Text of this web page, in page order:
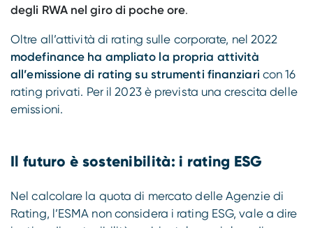
degli RWA nel giro di poche ore.
Oltre all’attività di rating sulle corporate, nel 2022
modefinance ha ampliato la propria attività
all’emissione di rating su strumenti finanziari con 16
rating privati. Per il 2023 è prevista una crescita delle
emissioni.
Il futuro è sostenibilità: i rating ESG
Nel calcolare la quota di mercato delle Agenzie di
Rating, l’ESMA non considera i rating ESG, vale a dire